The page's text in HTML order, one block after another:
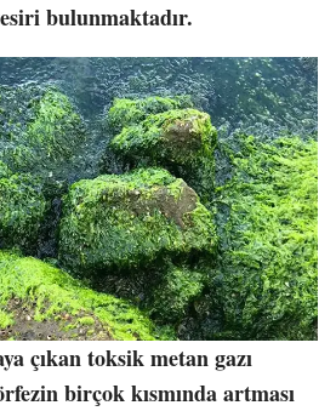
bulunmaktadır.
çıkan toksik metan gazı
birçok kısmında artması